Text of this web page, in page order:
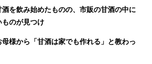
を飲み始めたものの、市販の甘酒の中に
ものが見つけ
様から「甘酒は家でも作れる」と教わっ